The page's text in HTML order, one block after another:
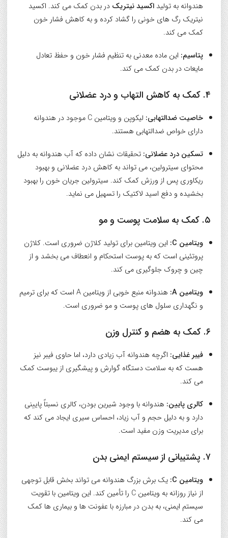
هندوانه به تولید اکسید نیتریک در بدن کمک می کند. اکسید
نیتریک رگ های خونی را گشاد کرده و به کاهش فشار خون
کمک می کند.
پتاسیم: این ماده معدنی به تنظیم فشار خون و حفظ تعادل
مایعات در بدن کمک می کند.
۴. کمک به کاهش التهاب و درد عضلانی
خاصیت ضدالتهابی:
لیکوپن و ویتامین C موجود در هندوانه
دارای خواص ضدالتهابی هستند.
تسکین درد عضلانی: تحقیقات نشان داده که آب هندوانه به دلیل
محتوای سیترولین، می تواند به کاهش درد عضلانی و بهبود
ریکاوری پس از ورزش کمک کند. سیترولین جریان خون را بهبود
بخشیده و دفع اسید لاکتیک را تسهیل می نماید.
۵. کمک به سلامت پوست و مو
ویتامین C:
این ویتامین برای تولید کلاژن ضروری است. کلاژن
پروتئینی است که به پوست استحکام و انعطاف می بخشد و از
چین و چروک جلوگیری می کند.
ویتامین A:
هندوانه منبع خوبی از ویتامین A است که برای ترمیم
و نگهداری سلول های پوست و مو ضروری است.
۶. کمک به هضم و کنترل وزن
فیبر غذایی: اگرچه هندوانه آب زیادی دارد، اما حاوی فیبر نیز
هست که به سلامت دستگاه گوارش و پیشگیری از یبوست کمک
می کند.
کالری پایین: هندوانه با وجود شیرین بودن، کالری نسبتاً پایینی
دارد و به دلیل حجم و آب زیاد، احساس سیری ایجاد می کند که
برای مدیریت وزن مفید است.
۷. پشتیبانی از سیستم ایمنی بدن
ویتامین C:
یک برش بزرگ هندوانه می تواند بخش قابل توجهی
از نیاز روزانه به ویتامین C را تأمین کند. این ویتامین با تقویت
سیستم ایمنی، به بدن در مبارزه با عفونت ها و بیماری ها کمک
می کند.